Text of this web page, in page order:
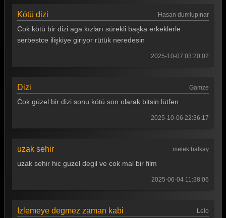
Kötü dizi Hasan dumlupınar
Cok kötü bir dizi aga kızları sürekli başka erkeklerle
serbestce ilişkiye giriyor rütük neredesin
2025-10-07 03:20:02
Dizi Gamze
Ćok güzel bir dizi sonu kötü son olarak bitsin lütfen
2025-10-06 22:36:17
uzak sehir melek balkay
uzak sehir hic guzel degil ve cok mal bir film
2025-06-04 11:38:06
Izlemeye degmez zaman kabi Lelo